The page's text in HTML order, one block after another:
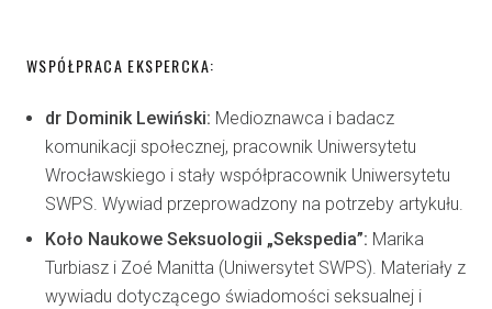
WSPÓŁPRACA EKSPERCKA:
dr Dominik Lewiński: Medioznawca i badacz
komunikacji społecznej, pracownik Uniwersytetu
Wrocławskiego i stały współpracownik Uniwersytetu
SWPS. Wywiad przeprowadzony na potrzeby artykułu.
Koło Naukowe Seksuologii „Sekspedia”: Marika
Turbiasz i Zoé Manitta (Uniwersytet SWPS). Materiały z
wywiadu dotyczącego świadomości seksualnej i